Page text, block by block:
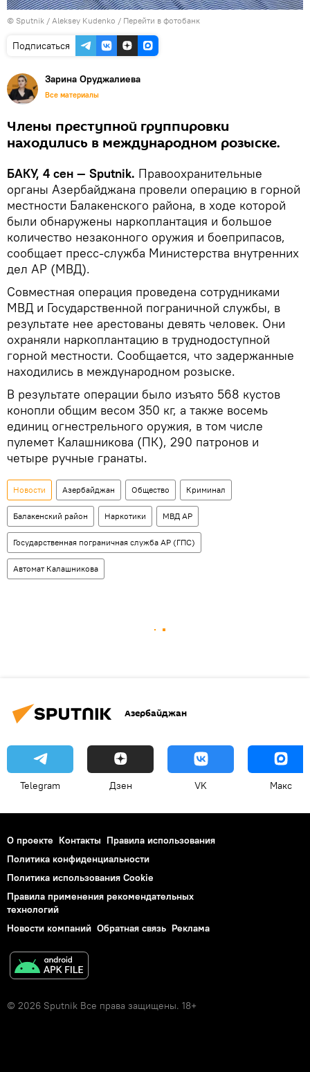
© Sputnik / Aleksey Kudenko / Перейти в фотобанк
Подписаться
Зарина Оруджалиева
Все материалы
Члены преступной группировки
находились в международном розыске.
БАКУ, 4 сен — Sputnik. Правоохранительные
органы Азербайджана провели операцию в горной
местности Балакенского района, в ходе которой
были обнаружены наркоплантация и большое
количество незаконного оружия и боеприпасов,
сообщает пресс-служба Министерства внутренних
дел АР (МВД).
Совместная операция проведена сотрудниками
МВД и Государственной пограничной службы, в
результате нее арестованы девять человек. Они
охраняли наркоплантацию в труднодоступной
горной местности. Сообщается, что задержанные
находились в международном розыске.
В результате операции было изъято 568 кустов
конопли общим весом 350 кг, а также восемь
единиц огнестрельного оружия, в том числе
пулемет Калашникова (ПК), 290 патронов и
четыре ручные гранаты.
Новости Азербайджан Общество Криминал
Балакенский район Наркотики МВД АР
Государственная пограничная служба АР (ГПС)
Автомат Калашникова
Азербайджан
Telegram Дзен VK Макс
О проекте Контакты Правила использования
Политика конфиденциальности
Политика использования Cookie
Правила применения рекомендательных
технологий
Новости компаний Обратная связь Реклама
© 2026 Sputnik Все права защищены. 18+